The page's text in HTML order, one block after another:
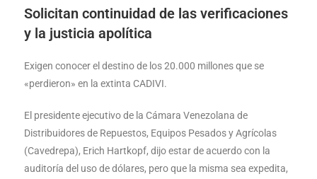
Solicitan continuidad de las verificaciones
y la justicia apolítica
Exigen conocer el destino de los 20.000 millones que se
«perdieron» en la extinta CADIVI.
El presidente ejecutivo de la Cámara Venezolana de
Distribuidores de Repuestos, Equipos Pesados y Agrícolas
(Cavedrepa), Erich Hartkopf, dijo estar de acuerdo con la
auditoría del uso de dólares, pero que la misma sea expedita,